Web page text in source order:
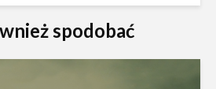
spodobać